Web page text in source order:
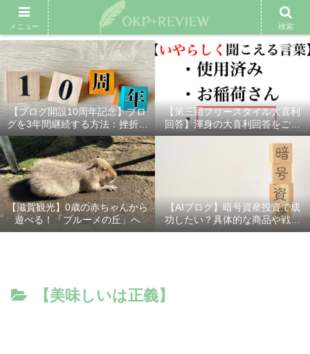
雑記ブログ プロフィール 余興動画 ベスト大喜利 スポ
【ブログ開設10周年記念】ブロ
グを3年間継続する方法：挫折し
ないための7つの秘訣
【第三回フリースタイル大喜利
回答】渾身の大喜利回答をご紹
介！
【滋賀観光】0歳の赤ちゃんから
遊べる！「ブルーメの丘」へ
【AIブログ】暗号資産投資で成
功したい？具体的な商品や戦略
を分かりやすく解説！
【美味しいは正義】
メニュー 検索